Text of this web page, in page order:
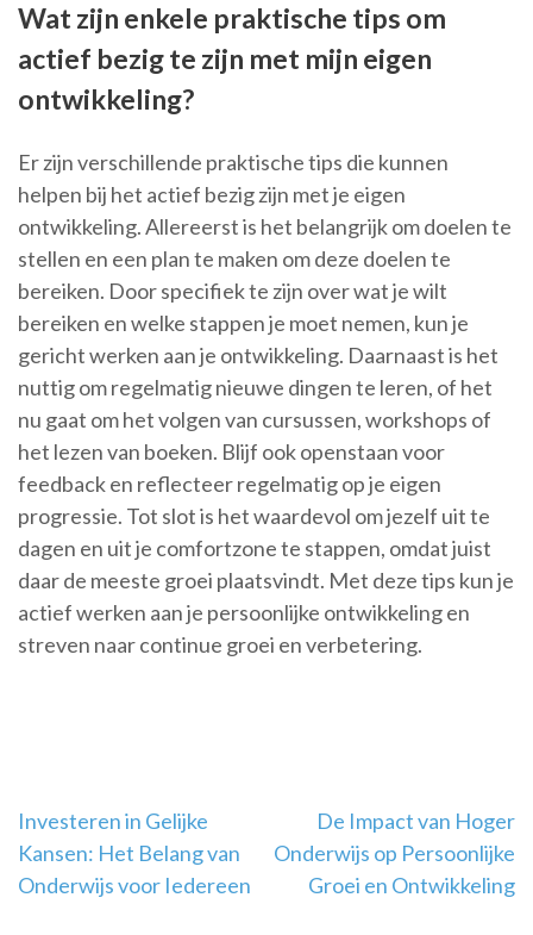
Wat zijn enkele praktische tips om
actief bezig te zijn met mijn eigen
ontwikkeling?
Er zijn verschillende praktische tips die kunnen
helpen bij het actief bezig zijn met je eigen
ontwikkeling. Allereerst is het belangrijk om doelen te
stellen en een plan te maken om deze doelen te
bereiken. Door specifiek te zijn over wat je wilt
bereiken en welke stappen je moet nemen, kun je
gericht werken aan je ontwikkeling. Daarnaast is het
nuttig om regelmatig nieuwe dingen te leren, of het
nu gaat om het volgen van cursussen, workshops of
het lezen van boeken. Blijf ook openstaan voor
feedback en reflecteer regelmatig op je eigen
progressie. Tot slot is het waardevol om jezelf uit te
dagen en uit je comfortzone te stappen, omdat juist
daar de meeste groei plaatsvindt. Met deze tips kun je
actief werken aan je persoonlijke ontwikkeling en
streven naar continue groei en verbetering.
Berichtnavigatie
Investeren in Gelijke
Kansen: Het Belang van
Onderwijs voor Iedereen
De Impact van Hoger
Onderwijs op Persoonlijke
Groei en Ontwikkeling